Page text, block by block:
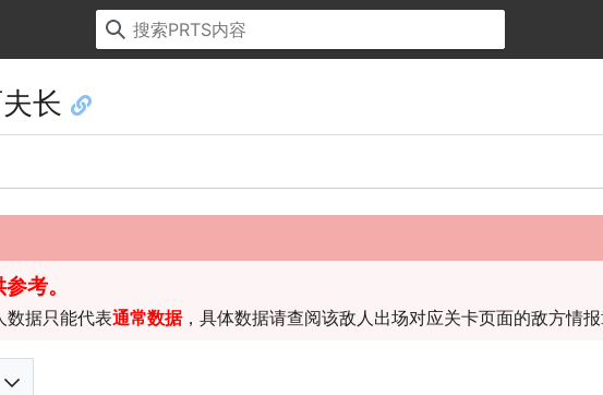
长
考。
数据只能代表通常数据，具体数据请查阅该敌人出场对应关卡页面的敌方情报